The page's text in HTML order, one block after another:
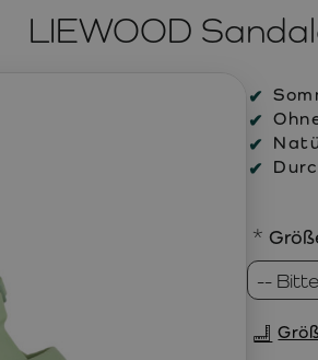
LIEWOOD